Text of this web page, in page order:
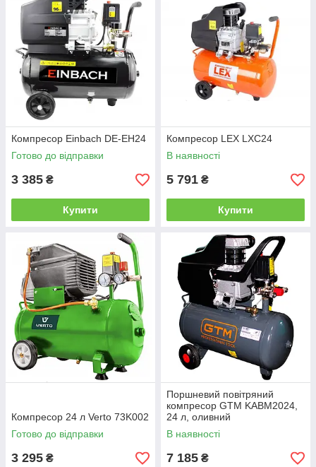
Компресор Einbach DE-EH24
Готово до відправки
3 385 ₴
Купити
Компресор LEX LXC24
В наявності
5 791 ₴
Купити
Компресор 24 л Verto 73K002
Готово до відправки
3 295 ₴
Поршневий повітряний
компресор GTM KABM2024,
24 л, оливний
В наявності
7 185 ₴